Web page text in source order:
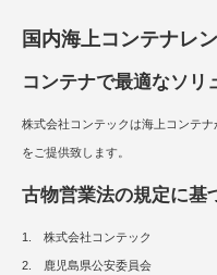
国内海上コンテナレ
コンテナで最適なソリ
株式会社コンテックは海上コンテ
をご提供致します。
古物営業法の規定に基
1. 株式会社コンテック
2. 鹿児島県公安委員会